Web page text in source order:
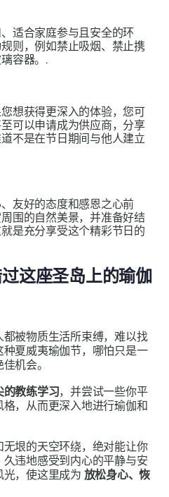
适合家庭参与且安全的环
则，例如禁止吸烟、禁止携
容器。.
想获得更深入的体验，您可
可以申请成为供应商，分享
不是在节日期间与他人建立
友好的态度和感恩之心前
围的自然美景，并准备好结
是充分享受这个精彩节日的
这座圣岛上的瑜伽
被物质生活所束缚，难以找
夏威夷瑜伽节，哪怕只是一
机会。
的教练学习，并尝试一些你平
，从而更深入地进行瑜伽和
垠的天空环绕，绝对能让你
违地感受到内心的平静与安
，使这里成为 放松身心、恢